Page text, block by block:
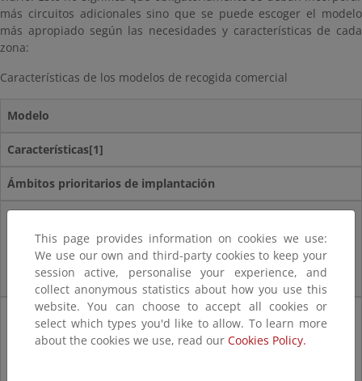
más circuitos adicionales sino que se puede escoger el modelo
más apropiado según las necesidades y características de cada
zona:
Características de los modelos de recogida comercial
Modelo
Características[1]
Ámbitos prioritarios de implantación
El comercio utiliza los mismos contenedores y logística de recogida que
usa el ciudadano.
Costes bajos
Supone que el servicio domiciliario pueda absorber estos flujos
This page provides information on cookies we use:
We use our own and third-party cookies to keep your
session active, personalise your experience, and
collect anonymous statistics about how you use this
website. You can choose to accept all cookies or
select which types you'd like to allow. To learn more
about the cookies we use, read our Cookies Policy.